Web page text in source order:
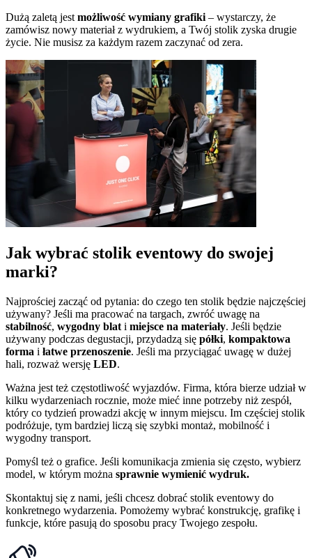
Dużą zaletą jest możliwość wymiany grafiki – wystarczy, że
zamówisz nowy materiał z wydrukiem, a Twój stolik zyska drugie
życie. Nie musisz za każdym razem zaczynać od zera.
Jak wybrać stolik eventowy do swojej
marki?
Najprościej zacząć od pytania: do czego ten stolik będzie najczęściej
używany? Jeśli ma pracować na targach, zwróć uwagę na
stabilność, wygodny blat i miejsce na materiały. Jeśli będzie
używany podczas degustacji, przydadzą się półki, kompaktowa
forma i łatwe przenoszenie. Jeśli ma przyciągać uwagę w dużej
hali, rozważ wersję LED.
Ważna jest też częstotliwość wyjazdów. Firma, która bierze udział w
kilku wydarzeniach rocznie, może mieć inne potrzeby niż zespół,
który co tydzień prowadzi akcję w innym miejscu. Im częściej stolik
podróżuje, tym bardziej liczą się szybki montaż, mobilność i
wygodny transport.
Pomyśl też o grafice. Jeśli komunikacja zmienia się często, wybierz
model, w którym można sprawnie wymienić wydruk.
Skontaktuj się z nami, jeśli chcesz dobrać stolik eventowy do
konkretnego wydarzenia. Pomożemy wybrać konstrukcję, grafikę i
funkcje, które pasują do sposobu pracy Twojego zespołu.